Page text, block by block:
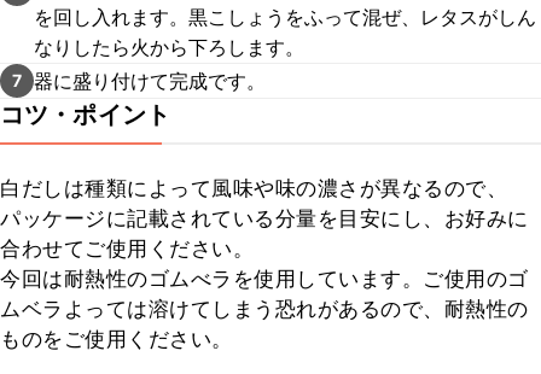
を回し入れます。黒こしょうをふって混ぜ、レタスがしん
なりしたら火から下ろします。
7 器に盛り付けて完成です。
コツ・ポイント
白だしは種類によって風味や味の濃さが異なるので、
パッケージに記載されている分量を目安にし、お好みに
合わせてご使用ください。
今回は耐熱性のゴムべラを使用しています。ご使用のゴ
ムベラよっては溶けてしまう恐れがあるので、耐熱性の
ものをご使用ください。